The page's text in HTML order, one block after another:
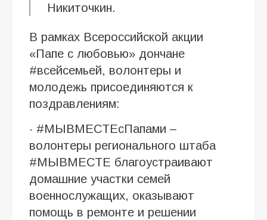
Никиточкин.
В рамках Всероссийской акции
«Папе с любовью» дончане
#всейсемьей, волонтеры и
молодежь присоединяются к
поздравлениям:
· #МЫВМЕСТЕсПапами –
волонтеры регионального штаба
#МЫВМЕСТЕ благоустраивают
домашние участки семей
военнослужащих, оказывают
помощь в ремонте и решении